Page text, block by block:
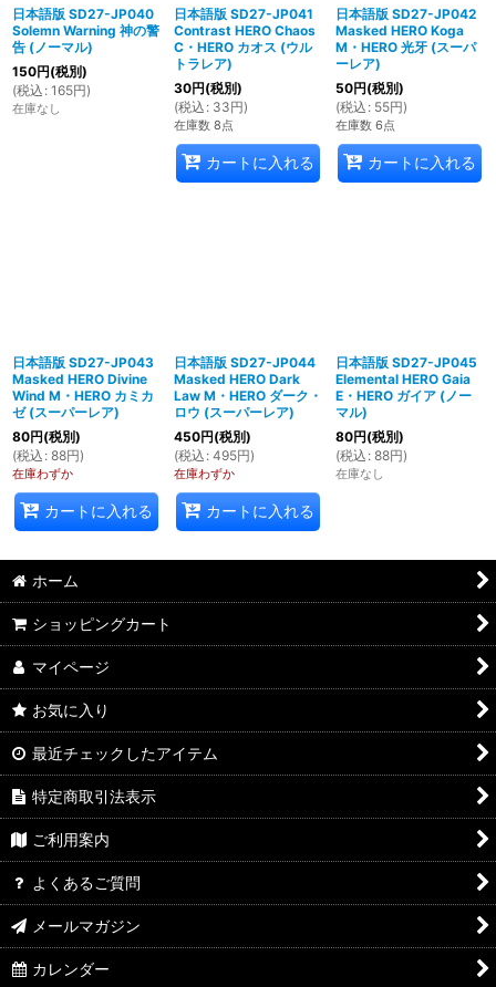
日本語版 SD27-JP040
Solemn Warning 神の警
告 (ノーマル)
150円(税別)
(税込 : 165円)
在庫なし
日本語版 SD27-JP041
Contrast HERO Chaos
C・HERO カオス (ウル
トラレア)
30円(税別)
(税込 : 33円)
在庫数 8点
カートに入れる
日本語版 SD27-JP042
Masked HERO Koga
M・HERO 光牙 (スーパ
ーレア)
50円(税別)
(税込 : 55円)
在庫数 6点
カートに入れる
日本語版 SD27-JP043
Masked HERO Divine
Wind M・HERO カミカ
ゼ (スーパーレア)
80円(税別)
(税込 : 88円)
在庫わずか
カートに入れる
日本語版 SD27-JP044
Masked HERO Dark
Law M・HERO ダーク・
ロウ (スーパーレア)
450円(税別)
(税込 : 495円)
在庫わずか
カートに入れる
日本語版 SD27-JP045
Elemental HERO Gaia
E・HERO ガイア (ノー
マル)
80円(税別)
(税込 : 88円)
在庫なし
ホーム
ショッピングカート
マイページ
お気に入り
最近チェックしたアイテム
特定商取引法表示
ご利用案内
よくあるご質問
メールマガジン
カレンダー